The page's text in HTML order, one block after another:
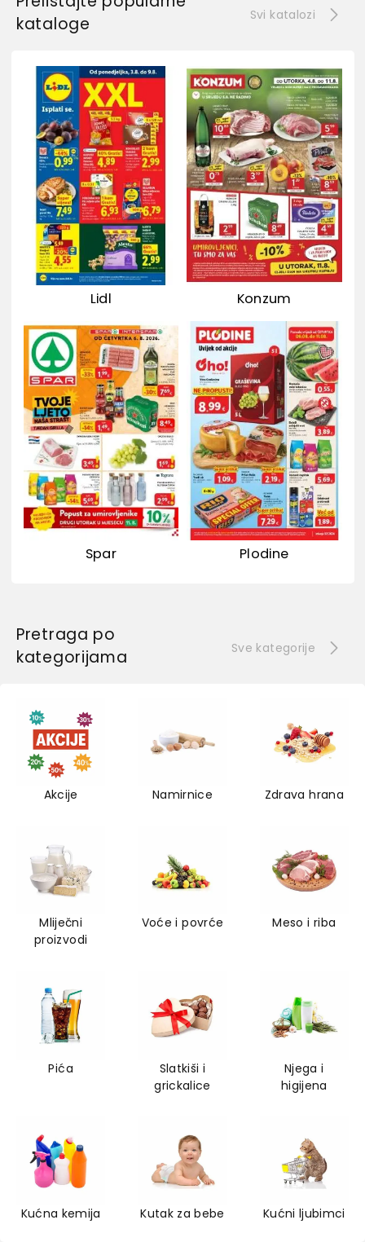
kataloge
Svi katalozi
Lidl Konzum
Spar Plodine
Pretraga po
kategorijama
Sve kategorije
Akcije Namirnice Zdrava hrana
Mliječni
proizvodi
Voće i povrće Meso i riba
Pića
Slatkiši i
grickalice
Njega i
higijena
Kućna kemija Kutak za bebe Kućni ljubimci